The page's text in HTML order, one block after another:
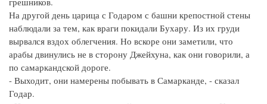
На другой день царица с Годаром с башни крепостной стены
наблюдали за тем, как враги покидали Бухару. Из их груди
вырвался вздох облегчения. Но вскоре они заметили, что
арабы двинулись не в сторону Джейхуна, как они говорили, а
по самаркандской дороге.
- Выходит, они намерены побывать в Самарканде, - сказал
Годар.